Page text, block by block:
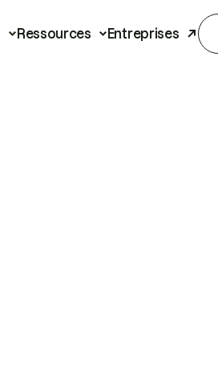
Ressources Entreprises